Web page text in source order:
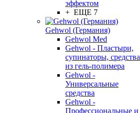
эффектом
+ ЕЩЕ 7
Gehwol (Германия)
Gehwol Med
Gehwol - Пластыри,
супинаторы, средства
из гель-полимера
Gehwol -
Универсальные
средства
Gehwol -
Профессиональные и